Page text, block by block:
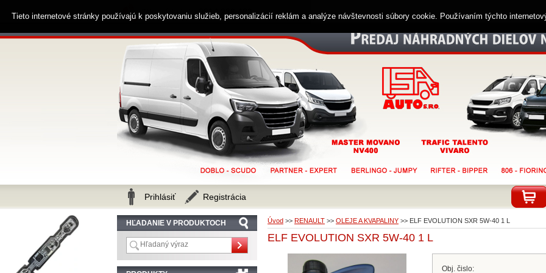
Úvod >> RENAULT >> OLEJE A KVAPALINY >> ELF EVOLUTION SXR 5W-40 1 L
ELF EVOLUTION SXR 5W-40 1 L
Obj. čislo:
HĽADANIE V PRODUKTOCH
Zákaznícka linka 0914 238 482
Prihlásiť Registrácia
Tieto internetové stránky používajú k poskytovaniu služieb, personalizácií reklám a analýze návštevnosti súbory cookie. Používaním týchto